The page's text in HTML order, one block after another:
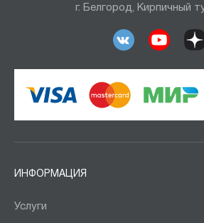
г. Белгород, Кирпичный
ИНФОРМАЦИЯ
Услуги